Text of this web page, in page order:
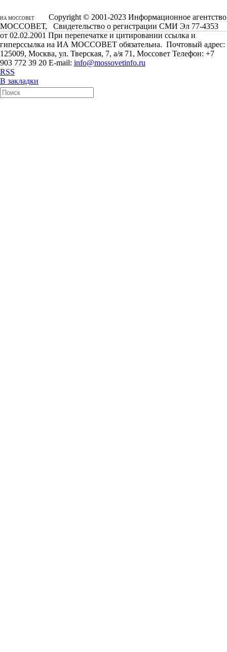
ИА МОССОВЕТ
Copyright © 2001-2023 Информационное агентство
МОССОВЕТ, Свидетельство о регистрации СМИ Эл 77-4353
от 02.02.2001 При перепечатке и цитировании ссылка и
гиперссылка на ИА МОССОВЕТ обязательна. Почтовый адрес:
125009, Москва, ул. Тверская, 7, а/я 71, Моссовет Телефон: +7
903 772 39 20 E-mail: info@mossovetinfo.ru
RSS
В закладки